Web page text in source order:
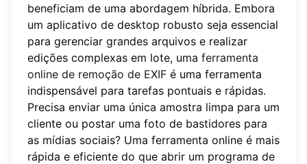
beneficiam de uma abordagem híbrida. Embora
um aplicativo de desktop robusto seja essencial
para gerenciar grandes arquivos e realizar
edições complexas em lote, uma ferramenta
online de remoção de EXIF é uma ferramenta
indispensável para tarefas pontuais e rápidas.
Precisa enviar uma única amostra limpa para um
cliente ou postar uma foto de bastidores para
as mídias sociais? Uma ferramenta online é mais
rápida e eficiente do que abrir um programa de